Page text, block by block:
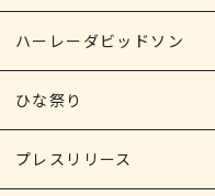
ハーレーダビッドソン
ひな祭り
プレスリリース